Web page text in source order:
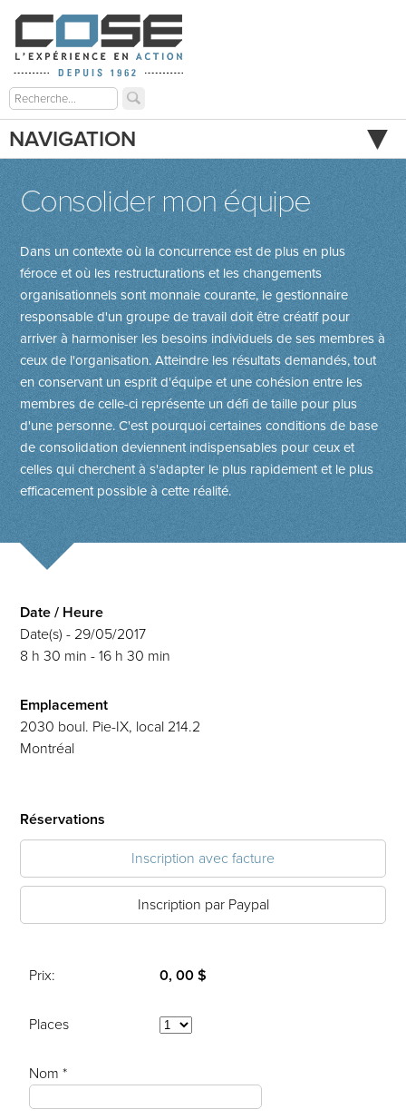
NAVIGATION
Consolider mon équipe
Dans un contexte où la concurrence est de plus en plus
féroce et où les restructurations et les changements
organisationnels sont monnaie courante, le gestionnaire
responsable d'un groupe de travail doit être créatif pour
arriver à harmoniser les besoins individuels de ses membres à
ceux de l'organisation. Atteindre les résultats demandés, tout
en conservant un esprit d'équipe et une cohésion entre les
membres de celle-ci représente un défi de taille pour plus
d'une personne. C'est pourquoi certaines conditions de base
de consolidation deviennent indispensables pour ceux et
celles qui cherchent à s'adapter le plus rapidement et le plus
efficacement possible à cette réalité.
Date / Heure
Date(s) - 29/05/2017
8 h 30 min - 16 h 30 min
Emplacement
2030 boul. Pie-IX, local 214.2
Montréal
Réservations
Inscription avec facture
Inscription par Paypal
Prix: 0, 00 $
Places
Nom *